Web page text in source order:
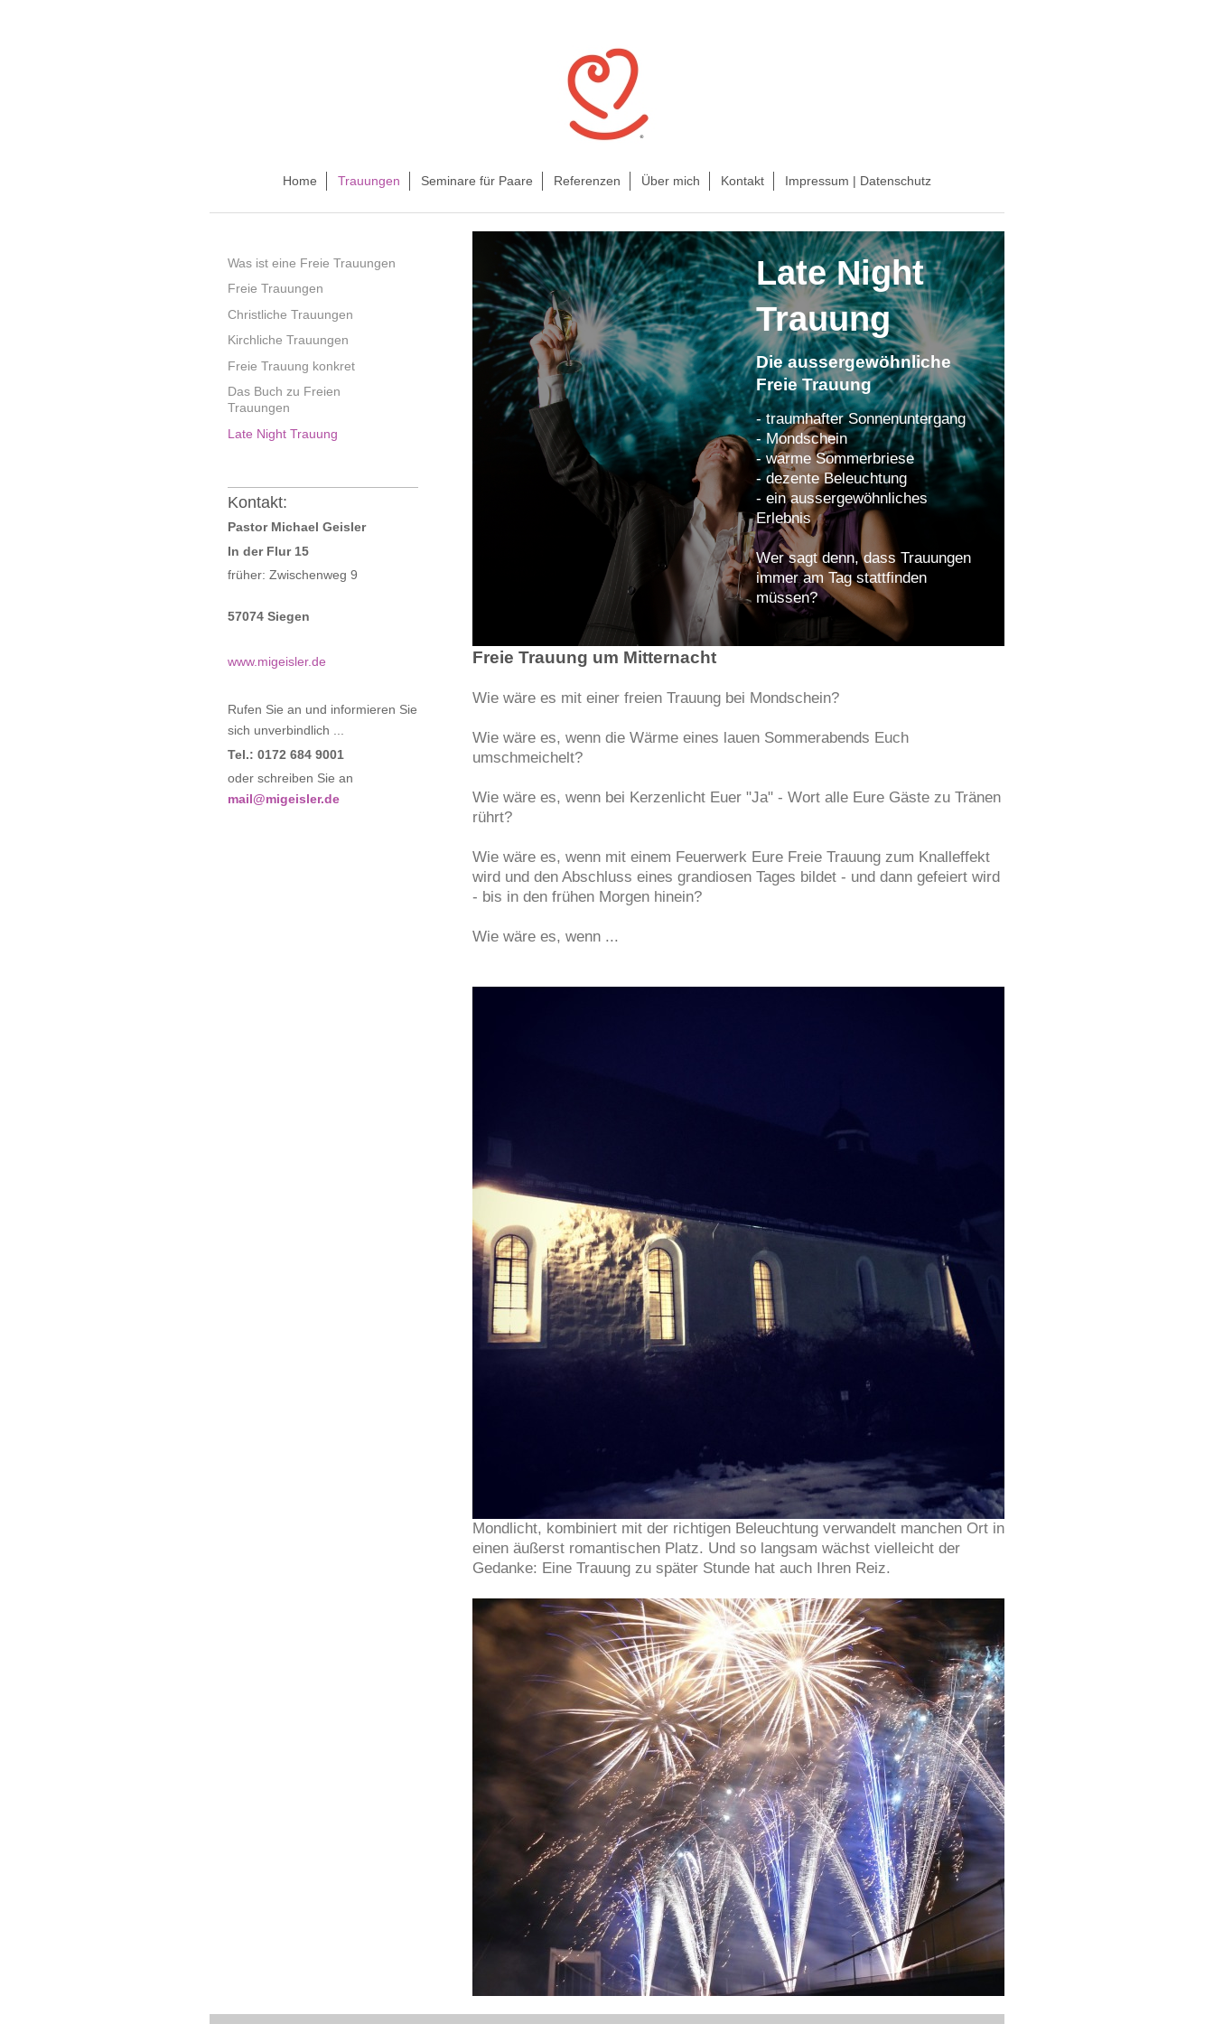
Home Trauungen Seminare für Paare Referenzen Über mich Kontakt Impressum | Datenschutz
Late Night
Trauung
Die aussergewöhnliche
Freie Trauung
- traumhafter Sonnenuntergang
- Mondschein
- warme Sommerbriese
- dezente Beleuchtung
- ein aussergewöhnliches
Erlebnis
Wer sagt denn, dass Trauungen
immer am Tag stattfinden
müssen?
Freie Trauung um Mitternacht
Wie wäre es mit einer freien Trauung bei Mondschein?
Wie wäre es, wenn die Wärme eines lauen Sommerabends Euch
umschmeichelt?
Wie wäre es, wenn bei Kerzenlicht Euer "Ja" - Wort alle Eure Gäste zu Tränen
rührt?
Wie wäre es, wenn mit einem Feuerwerk Eure Freie Trauung zum Knalleffekt
wird und den Abschluss eines grandiosen Tages bildet - und dann gefeiert wird
- bis in den frühen Morgen hinein?
Wie wäre es, wenn ...
Mondlicht, kombiniert mit der richtigen Beleuchtung verwandelt manchen Ort in
einen äußerst romantischen Platz. Und so langsam wächst vielleicht der
Gedanke: Eine Trauung zu später Stunde hat auch Ihren Reiz.
Was ist eine Freie Trauungen
Freie Trauungen
Christliche Trauungen
Kirchliche Trauungen
Freie Trauung konkret
Das Buch zu Freien
Trauungen
Late Night Trauung
Kontakt:
Pastor Michael Geisler
In der Flur 15
früher: Zwischenweg 9
57074 Siegen
www.migeisler.de
Rufen Sie an und informieren Sie
sich unverbindlich ...
Tel.: 0172 684 9001
oder schreiben Sie an
mail@migeisler.de